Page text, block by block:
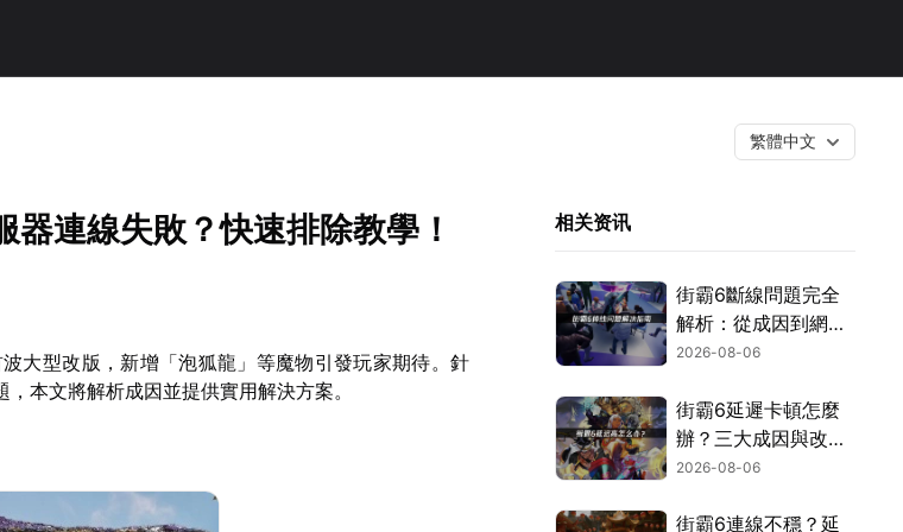
繁體中文
器連線失敗？快速排除教學！
大型改版，新增「泡狐龍」等魔物引發玩家期待。針
本文將解析成因並提供實用解決方案。
相关资讯
街霸6斷線問題完全
解析：從成因到網路
優化的實用攻略！
2026-08-06
街霸6延遲卡頓怎麼
辦？三大成因與改善
對策！
2026-08-06
街霸6連線不穩？延